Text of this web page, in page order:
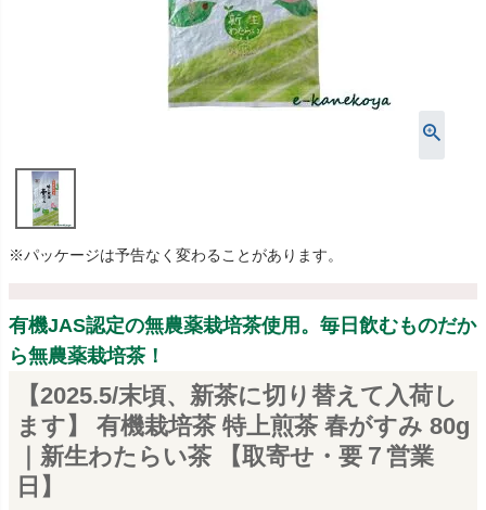
※パッケージは予告なく変わることがあります。
有機JAS認定の無農薬栽培茶使用。毎日飲むものだか
ら無農薬栽培茶！
【2025.5/末頃、新茶に切り替えて入荷し
ます】 有機栽培茶 特上煎茶 春がすみ 80g
｜新生わたらい茶 【取寄せ・要７営業
日】